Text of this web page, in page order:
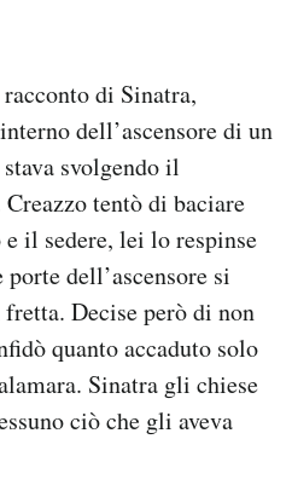
di Sinatra,
dell’ascensore di un
svolgendo il
tentò di baciare
il sedere, lei lo respinse
dell’ascensore si
Decise però di non
quanto accaduto solo
Sinatra gli chiese
ciò che gli aveva